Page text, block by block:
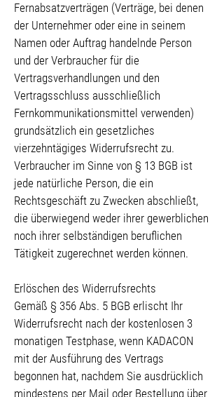
Fernabsatzverträgen (Verträge, bei denen
der Unternehmer oder eine in seinem
Namen oder Auftrag handelnde Person
und der Verbraucher für die
Vertragsverhandlungen und den
Vertragsschluss ausschließlich
Fernkommunikationsmittel verwenden)
grundsätzlich ein gesetzliches
vierzehntägiges Widerrufsrecht zu.
Verbraucher im Sinne von § 13 BGB ist
jede natürliche Person, die ein
Rechtsgeschäft zu Zwecken abschließt,
die überwiegend weder ihrer gewerblichen
noch ihrer selbständigen beruflichen
Tätigkeit zugerechnet werden können.
Erlöschen des Widerrufsrechts
Gemäß § 356 Abs. 5 BGB erlischt Ihr
Widerrufsrecht nach der kostenlosen 3
monatigen Testphase, wenn KADACON
mit der Ausführung des Vertrags
begonnen hat, nachdem Sie ausdrücklich
mindestens per Mail oder Bestellung über